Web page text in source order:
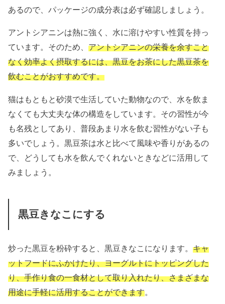
あるので、パッケージの成分表は必ず確認しましょう。
アントシアニンは熱に強く、水に溶けやすい性質を持っ
ています。そのため、アントシアニンの栄養を余すこと
なく効率よく摂取するには、黒豆をお茶にした黒豆茶を
飲むことがおすすめです。
猫はもともと砂漠で生活していた動物なので、水を飲ま
なくても大丈夫な体の構造をしています。その習性が今
も名残としてあり、普段あまり水を飲む習性がない子も
多いでしょう。黒豆茶は水と比べて風味や香りがあるの
で、どうしても水を飲んでくれないときなどに活用して
みましょう。
黒豆きなこにする
炒った黒豆を粉砕すると、黒豆きなこになります。キャ
ットフードにふかけたり、ヨーグルトにトッピングした
り、手作り食の一食材として取り入れたり、さまざまな
用途に手軽に活用することができます。